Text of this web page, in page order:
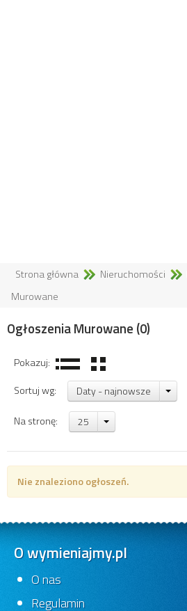
Strona główna Nieruchomości
Murowane
Ogłoszenia Murowane (0)
Pokazuj:
Sortuj wg:
Daty - najnowsze
Na stronę: 25
Nie znaleziono ogłoszeń.
O wymieniajmy.pl
O nas
Regulamin